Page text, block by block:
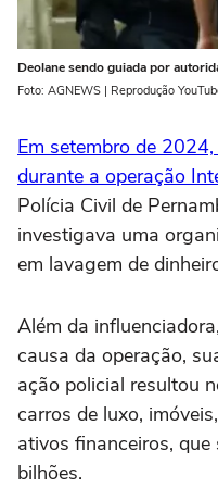
Deolane sendo guiada por
Foto: AGNEWS | Reprodução
Em setembro de
durante a operação
Polícia Civil de
investigava uma
em lavagem de
Além da
causa da operação,
ação policial resultou
carros de luxo,
ativos financeiros,
bilhões.